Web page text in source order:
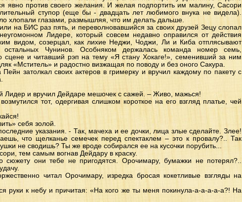
явно против своего желания. И желая подпортить им малину, Сасори
ступор (еще бы - двадцать лет любимого внука не видела).
хлопали глазами, размышляя, что им делать дальше.
на БИС раз пять, и переволновавшийся за своих друзей Зецу слопал
Лидере, который совсем недавно оправился от действия
видом, созерцал, как лихие Неджи, Чоджи, Ли и Киба отплясывают
остальных Чунинов. Особняком держалась команда номер семь,
и читавший рэп на тему «Я стану Хокаге!», семенивший за ним
«Мститель» и радостно визжащая по поводу и без оного Сакура.
затолкал своих актеров в гримерку и вручил каждому по пакету с
Лидер и вручил Дейдаре мешочек с сажей. – Живо, мажься!
тот, одергивая слишком короткое на его взгляд платье, чей
себя золой.
указания. - Так, мачеха и ее дочки, лица злые сделайте. Злее!
что щелканье семечек перед спектаклем – это к провалу?.. Так
не сводишь? Ты же вроде собирался ее на кусочки порубить...
тем самым вогнав Дейдару в краску.
они тебе не пригодятся. Орочимару, бумажки не потерял?..
читал Орочимару, изредка бросая кокетливые взгляды на
руки к небу и причитая: «На кого же ты меня покинула-а-а-а-а-а?! На